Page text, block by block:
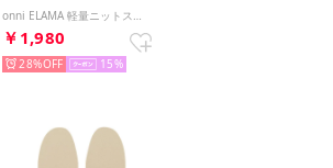
￥1,980
28% 15